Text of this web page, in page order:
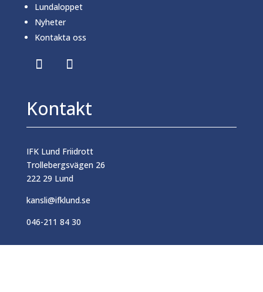
Lundaloppet
Nyheter
Kontakta oss
Kontakt
IFK Lund Friidrott
Trollebergsvägen 26
222 29 Lund
kansli@ifklund.se
046-211 84 30